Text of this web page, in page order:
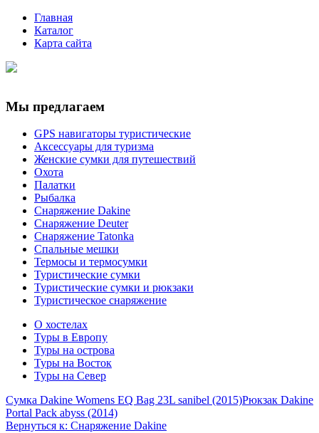
Главная
Каталог
Карта сайта
Мы предлагаем
GPS навигаторы туристические
Аксессуары для туризма
Женские сумки для путешествий
Охота
Палатки
Рыбалка
Снаряжение Dakine
Снаряжение Deuter
Снаряжение Tatonka
Спальные мешки
Термосы и термосумки
Туристические сумки
Туристические сумки и рюкзаки
Туристическое снаряжение
О хостелах
Туры в Европу
Туры на острова
Туры на Восток
Туры на Север
Сумка Dakine Womens EQ Bag 23L sanibel (2015)Рюкзак Dakine
Portal Pack abyss (2014)
Вернуться к: Снаряжение Dakine